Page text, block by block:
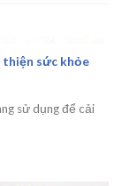
thiện sức khỏe
sử dụng để cải